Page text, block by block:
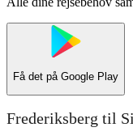
Få det på Google Play
Frederiksberg til